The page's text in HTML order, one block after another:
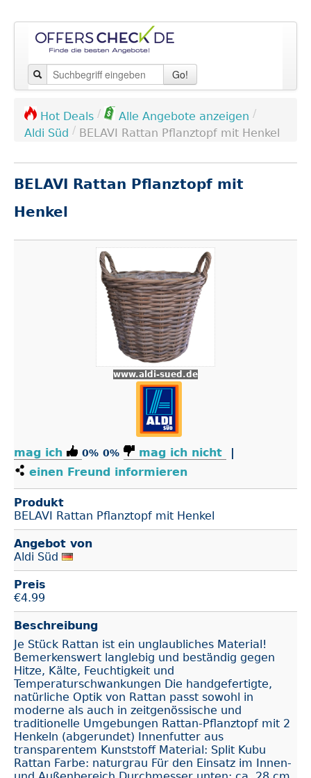
Go!
Hot Deals / Alle Angebote anzeigen /
Aldi Süd / BELAVI Rattan Pflanztopf mit Henkel
BELAVI Rattan Pflanztopf mit
Henkel
www.aldi-sued.de
mag ich 0% 0% mag ich nicht
|
einen Freund informieren
Produkt
BELAVI Rattan Pflanztopf mit Henkel
Angebot von
Aldi Süd
Preis
€4.99
Beschreibung
Je Stück Rattan ist ein unglaubliches Material!
Bemerkenswert langlebig und beständig gegen
Hitze, Kälte, Feuchtigkeit und
Temperaturschwankungen Die handgefertigte,
natürliche Optik von Rattan passt sowohl in
moderne als auch in zeitgenössische und
traditionelle Umgebungen Rattan-Pflanztopf mit 2
Henkeln (abgerundet) Innenfutter aus
transparentem Kunststoff Material: Split Kubu
Rattan Farbe: naturgrau Für den Einsatz im Innen-